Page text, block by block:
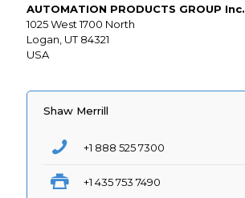
AUTOMATION PRODUCTS GROUP Inc.
1025 West 1700 North
Logan, UT 84321
USA
Shaw Merrill
+1 888 525 7300
+1 435 753 7490